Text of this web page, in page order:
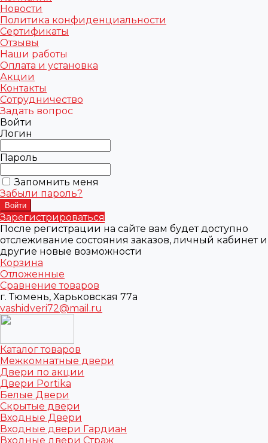
Новости
Политика конфиденциальности
Сертификаты
Отзывы
Наши работы
Оплата и установка
Акции
Контакты
Сотрудничество
Задать вопрос
Войти
Логин
Пароль
Запомнить меня
Забыли пароль?
Зарегистрироваться
После регистрации на сайте вам будет доступно
отслеживание состояния заказов, личный кабинет и
другие новые возможности
Корзина
Отложенные
Сравнение товаров
г. Тюмень, Харьковская 77а
vashidveri72@mail.ru
Каталог товаров
Межкомнатные двери
Двери по акции
Двери Portika
Белые Двери
Скрытые двери
Входные Двери
Входные двери Гардиан
Входные двери Страж